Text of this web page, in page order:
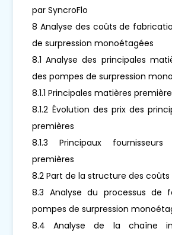
par SyncroFlo
8 Analyse des coûts de
de surpression monoétagées
8.1 Analyse des principales
des pompes de surpression
8.1.1 Principales matières
8.1.2 Évolution des prix des
premières
8.1.3 Principaux
premières
8.2 Part de la structure des
8.3 Analyse du processus de
pompes de surpression
8.4 Analyse de la chaîne